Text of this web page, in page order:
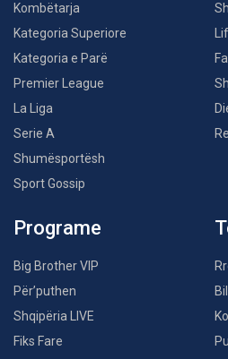
Kombëtarja
Kategoria Superiore
Kategoria e Parë
Premier League
La Liga
Serie A
Shumësportësh
Sport Gossip
Programe
Big Brother VIP
Për’puthen
Shqipëria LIVE
Fiks Fare